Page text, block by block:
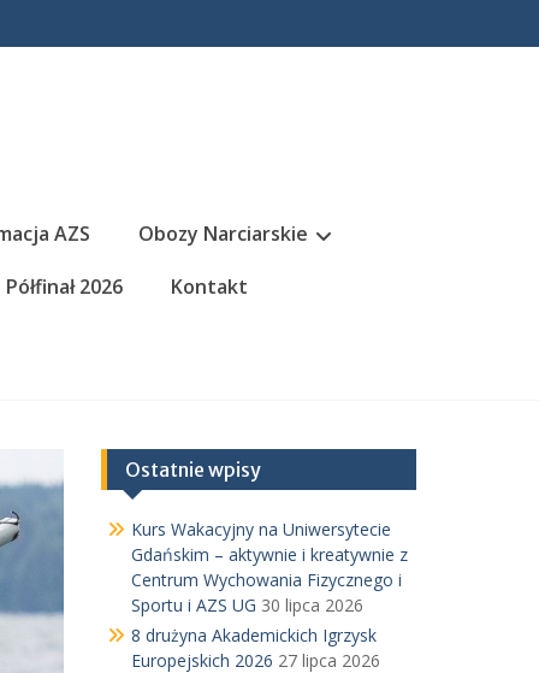
AZS
Obozy Narciarskie
2026 Kontakt
Ostatnie wpisy
Kurs Wakacyjny na Uniwersytecie
Gdańskim – aktywnie i kreatywnie z
Centrum Wychowania Fizycznego i
Sportu i AZS UG 30 lipca 2026
8 drużyna Akademickich Igrzysk
Europejskich 2026 27 lipca 2026